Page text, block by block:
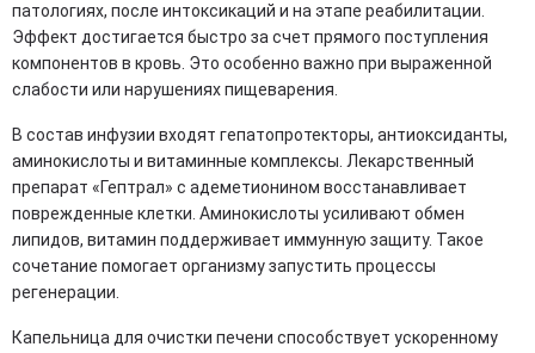
патологиях, после интоксикаций и на этапе реабилитации.
Эффект достигается быстро за счет прямого поступления
компонентов в кровь. Это особенно важно при выраженной
слабости или нарушениях пищеварения.
В состав инфузии входят гепатопротекторы, антиоксиданты,
аминокислоты и витаминные комплексы. Лекарственный
препарат «Гептрал» с адеметионином восстанавливает
поврежденные клетки. Аминокислоты усиливают обмен
липидов, витамин поддерживает иммунную защиту. Такое
сочетание помогает организму запустить процессы
регенерации.
Капельница для очистки печени способствует ускоренному